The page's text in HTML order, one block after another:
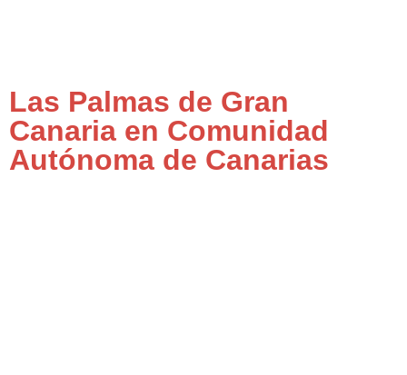
Las Palmas de Gran
Canaria en Comunidad
Autónoma de Canarias